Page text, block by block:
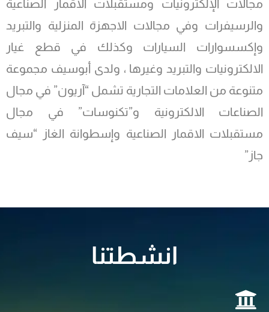
مجالات الإلكترونيات ومستقبلات الاقمار الصناعية
والرسيفرات وفي مجالات الاجهزة المنزلية والتبريد
وإكسسوارات السيارات وكذلك في قطع غيار
الالكترونيات والتبريد وغيرها ، ولدى أبوسيف مجموعة
متنوعة من العلامات التجارية تشمل “آريون” في مجال
الصناعات الالكترونية و”تكنوسات” في مجال
مستقبلات الاقمار الصناعية وإسطوانة الغاز “سيف
جاز”
انشطتنا